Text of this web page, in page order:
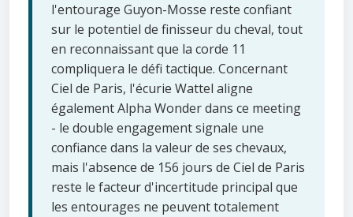
l'entourage Guyon-Mosse reste confiant
sur le potentiel de finisseur du cheval, tout
en reconnaissant que la corde 11
compliquera le défi tactique. Concernant
Ciel de Paris, l'écurie Wattel aligne
également Alpha Wonder dans ce meeting
- le double engagement signale une
confiance dans la valeur de ses chevaux,
mais l'absence de 156 jours de Ciel de Paris
reste le facteur d'incertitude principal que
les entourages ne peuvent totalement